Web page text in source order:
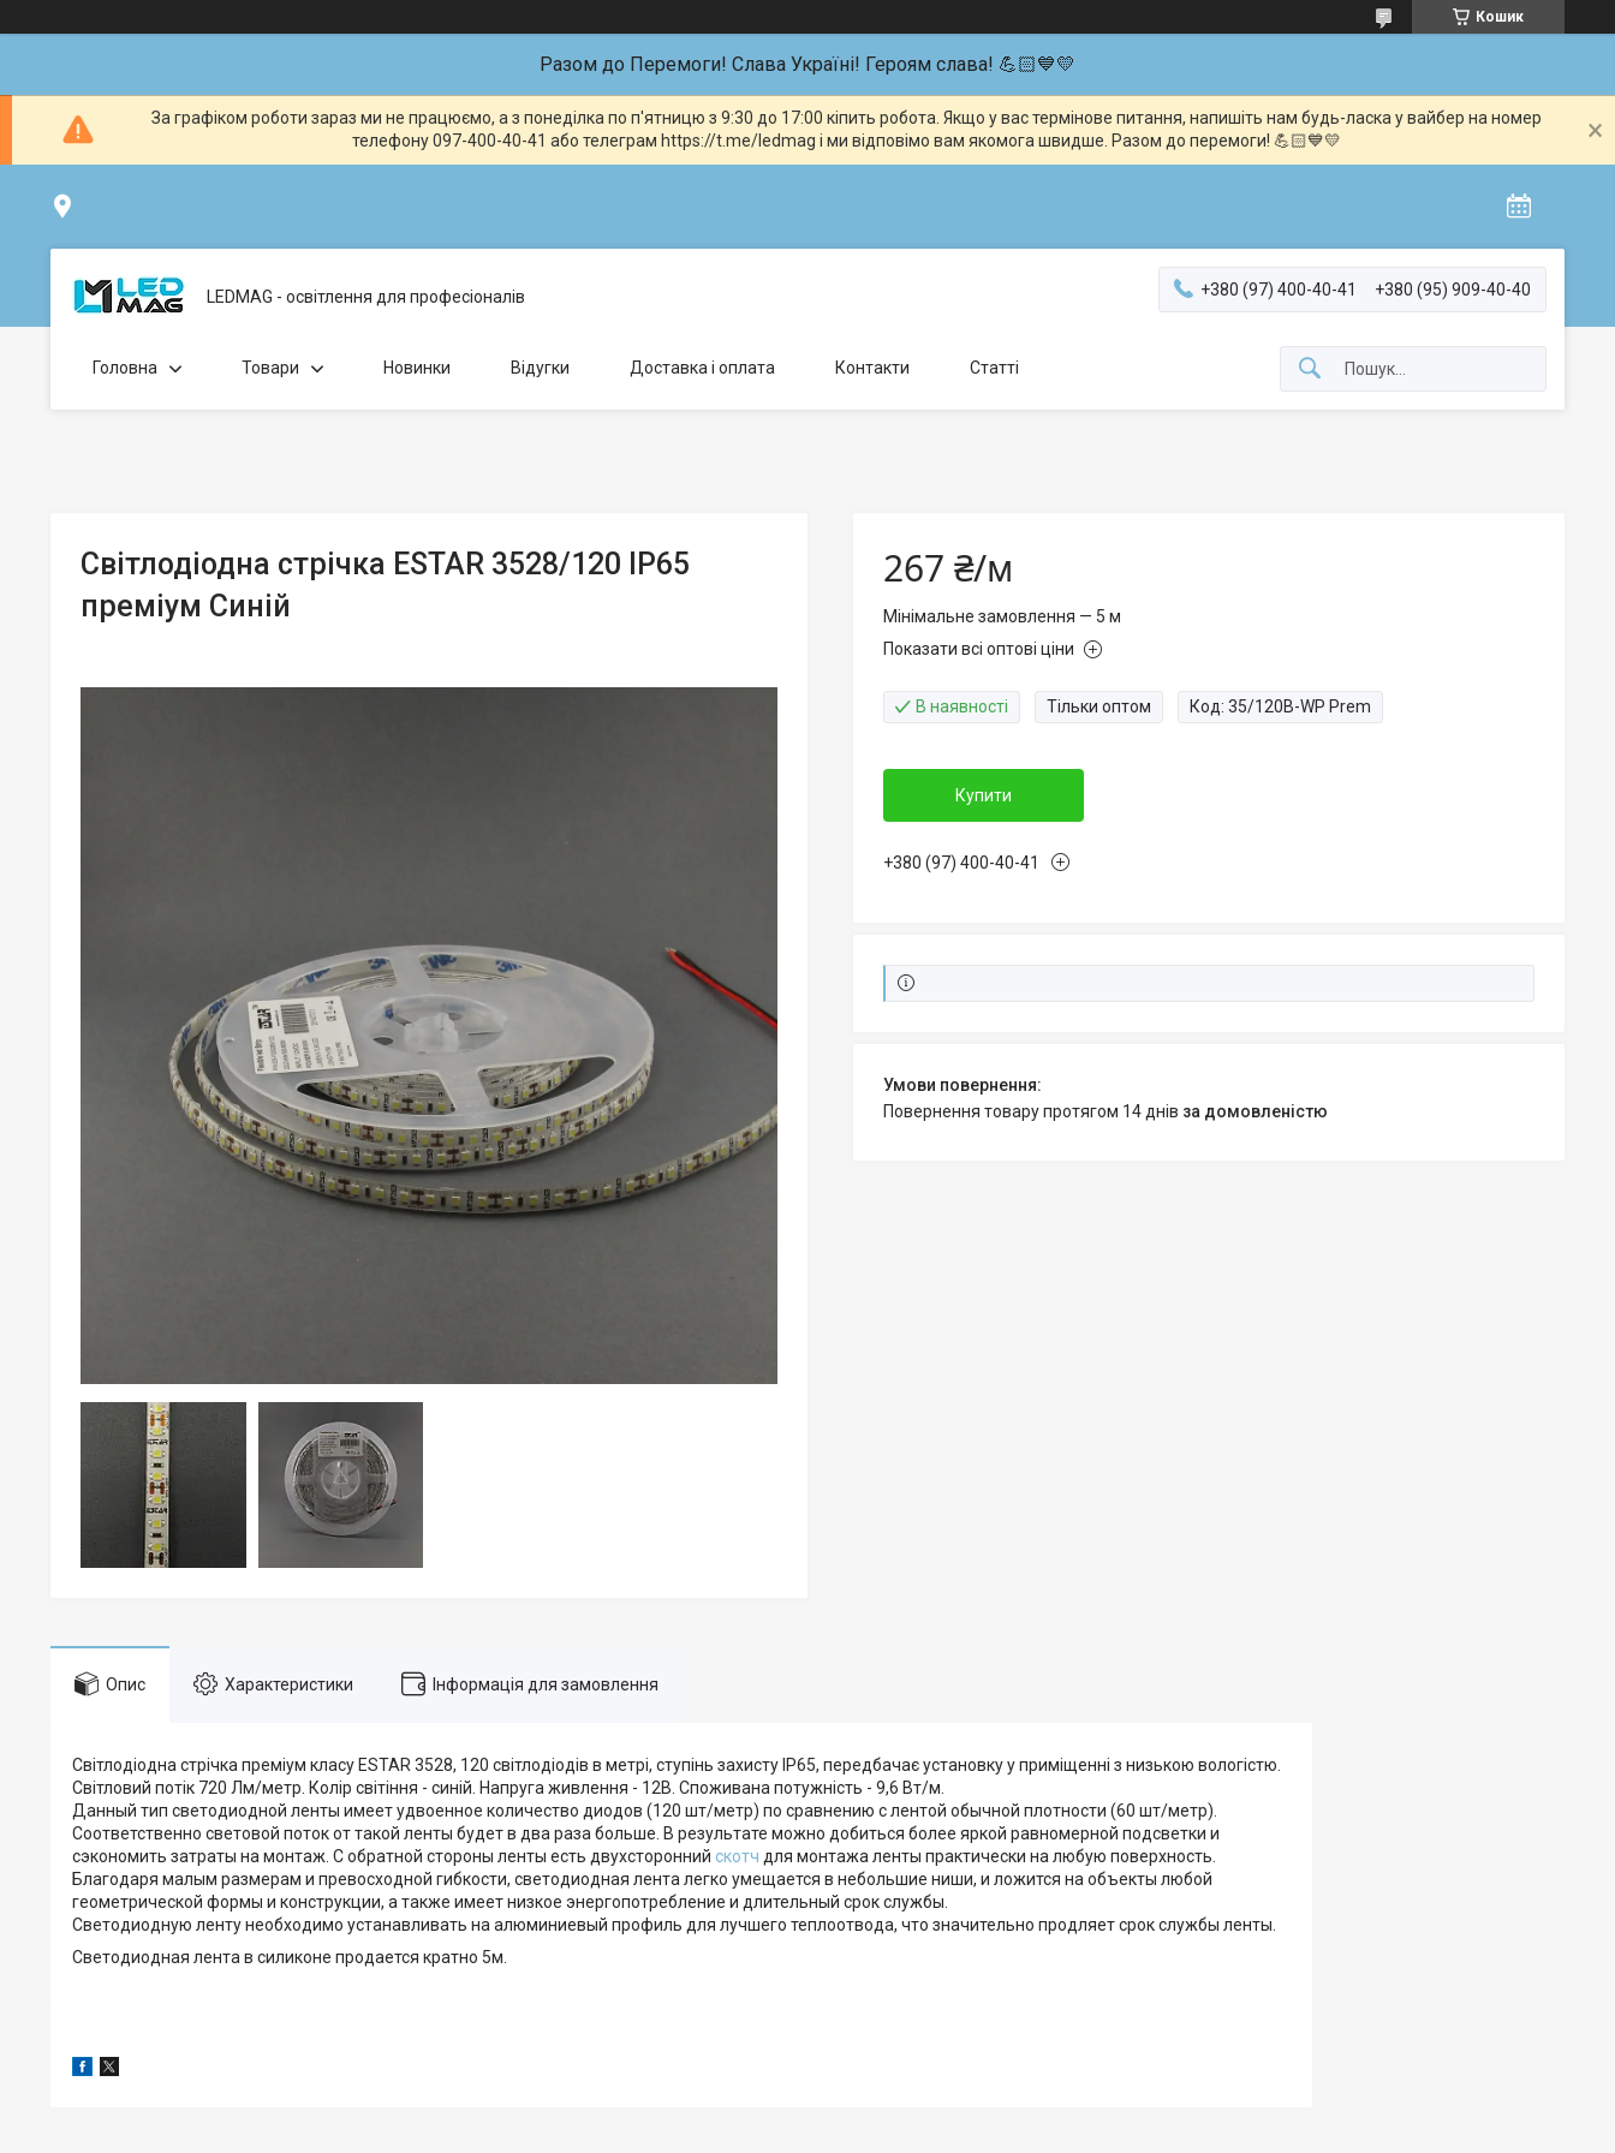
Кошик
Разом до Перемоги! Слава Україні! Героям слава! 💪🏻💙💛
За графіком роботи зараз ми не працюємо, а з понеділка по п'ятницю з 9:30 до 17:00 кіпить робота. Якщо у вас термінове питання, напишіть нам будь-ласка у вайбер на номер
телефону 097-400-40-41 або телеграм https://t.me/ledmag і ми відповімо вам якомога швидше. Разом до перемоги! 💪🏻💙💛
LEDMAG - освітлення для професіоналів +380 (97) 400-40-41 +380 (95) 909-40-40
Головна Товари Новинки Відугки Доставка і оплата Контакти Статті
Світлодіодна стрічка ESTAR 3528/120 IP65
преміум Синій
267 ₴/м
Мінімальне замовлення — 5 м
Показати всі оптові ціни
В наявності Тільки оптом Код: 35/120B-WP Prem
Купити
+380 (97) 400-40-41
повернення товару протягом 14 днів за домовленістю
Опис Характеристики Інформація для замовлення
Світлодіодна стрічка преміум класу ESTAR 3528, 120 світлодіодів в метрі, ступінь захисту IP65, передбачає установку у приміщенні з низькою вологістю.
Світловий потік 720 Лм/метр. Колір світіння - синій. Напруга живлення - 12В. Споживана потужність - 9,6 Вт/м.
Данный тип светодиодной ленты имеет удвоенное количество диодов (120 шт/метр) по сравнению с лентой обычной плотности (60 шт/метр).
Соответственно световой поток от такой ленты будет в два раза больше. В результате можно добиться более яркой равномерной подсветки и
сэкономить затраты на монтаж. С обратной стороны ленты есть двухсторонний скотч для монтажа ленты практически на любую поверхность.
Благодаря малым размерам и превосходной гибкости, светодиодная лента легко умещается в небольшие ниши, и ложится на объекты любой
геометрической формы и конструкции, а также имеет низкое энергопотребление и длительный срок службы.
Светодиодную ленту необходимо устанавливать на алюминиевый профиль для лучшего теплоотвода, что значительно продляет срок службы ленты.
Светодиодная лента в силиконе продается кратно 5м.